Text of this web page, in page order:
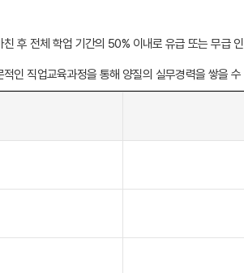
증 회사소개
내
스
약관정보
후 전체 학업 기간의 50% 이내로 유급 또는 무급
인 직업교육과정을 통해 양질의 실무경력을 쌓을